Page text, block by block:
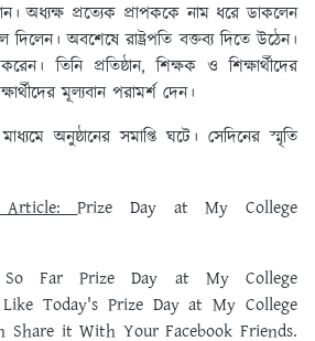
অধ্যক্ষ প্রত্যেক প্রাপককে নাম ধরে ডাকলেন
অবশেষে রাষ্ট্রপতি বক্তব্য দিতে উঠেন।
তিনি প্রতিষ্ঠান, শিক্ষক ও শিক্ষার্থীদের
মূল্যবান পরামর্শ দেন।
অনুষ্ঠানের সমাপ্তি ঘটে। সেদিনের স্মৃতি
Article:Prize Day at My College
So Far Prize Day at My College
Today's Prize Day at My College
Share it With Your Facebook Friends.